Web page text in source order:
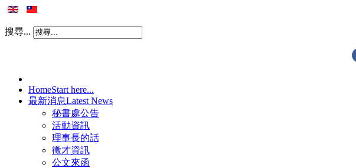
搜尋...
HomeStart here...
最新消息Latest News
秘書處公告
活動資訊
理事長的話
徵才資訊
公文來函